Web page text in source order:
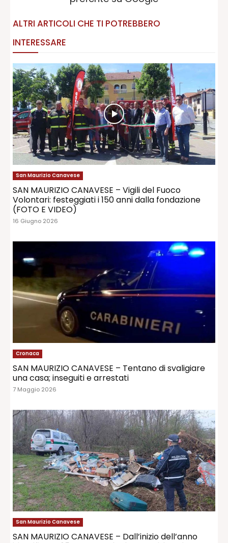
ALTRI ARTICOLI CHE TI POTREBBERO
INTERESSARE
San Maurizio Canavese
SAN MAURIZIO CANAVESE – Vigili del Fuoco
Volontari: festeggiati i 150 anni dalla fondazione
(FOTO E VIDEO)
16 Giugno 2026
Cronaca
SAN MAURIZIO CANAVESE – Tentano di svaligiare
una casa; inseguiti e arrestati
7 Maggio 2026
San Maurizio Canavese
SAN MAURIZIO CANAVESE – Dall’inizio dell’anno